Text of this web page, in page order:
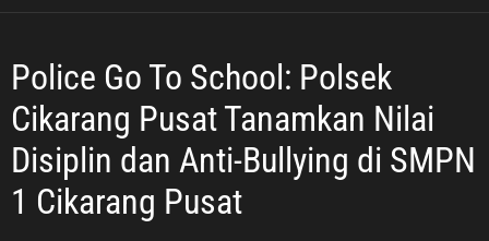
Police Go To School: Polsek
Cikarang Pusat Tanamkan Nilai
Disiplin dan Anti-Bullying di SMPN
1 Cikarang Pusat